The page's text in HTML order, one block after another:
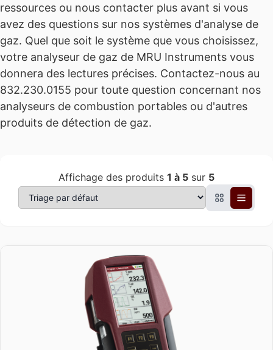
ressources ou nous contacter plus avant si vous
avez des questions sur nos systèmes d'analyse de
gaz. Quel que soit le système que vous choisissez,
votre analyseur de gaz de MRU Instruments vous
donnera des lectures précises. Contactez-nous au
832.230.0155 pour toute question concernant nos
analyseurs de combustion portables ou d'autres
produits de détection de gaz.
Affichage des produits 1 à 5 sur 5